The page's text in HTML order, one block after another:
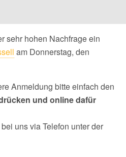
sehr hohen Nachfrage ein
am Donnerstag, den
Anmeldung bitte einfach den
und online dafür
uns via Telefon unter der